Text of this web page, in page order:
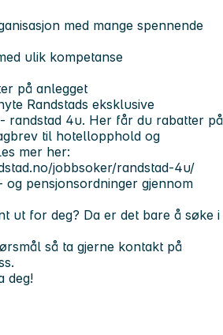
med mange spennende
ulik kompetanse
på anlegget
Randstads eksklusive
randstad 4u. Her får du rabatter på
til hotellopphold og
mer her:
jobbsoker/randstad-4u/
og pensjonsordninger gjennom
ut for deg? Da er det bare å søke i
så ta gjerne kontakt på
deg!